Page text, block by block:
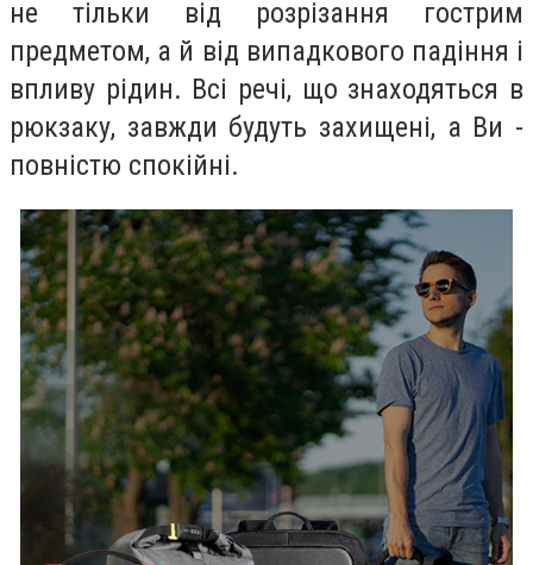
не тільки від розрізання гострим
предметом, а й від випадкового падіння і
впливу рідин. Всі речі, що знаходяться в
рюкзаку, завжди будуть захищені, а Ви -
повністю спокійні.